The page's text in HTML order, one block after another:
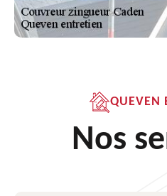
QUEVEN
Nos